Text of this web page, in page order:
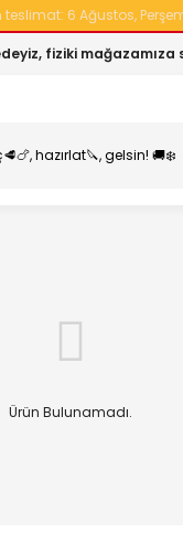
teslimat: 6 Ağustos,
fiziki mağazamıza
Ürün Bulunamadı.